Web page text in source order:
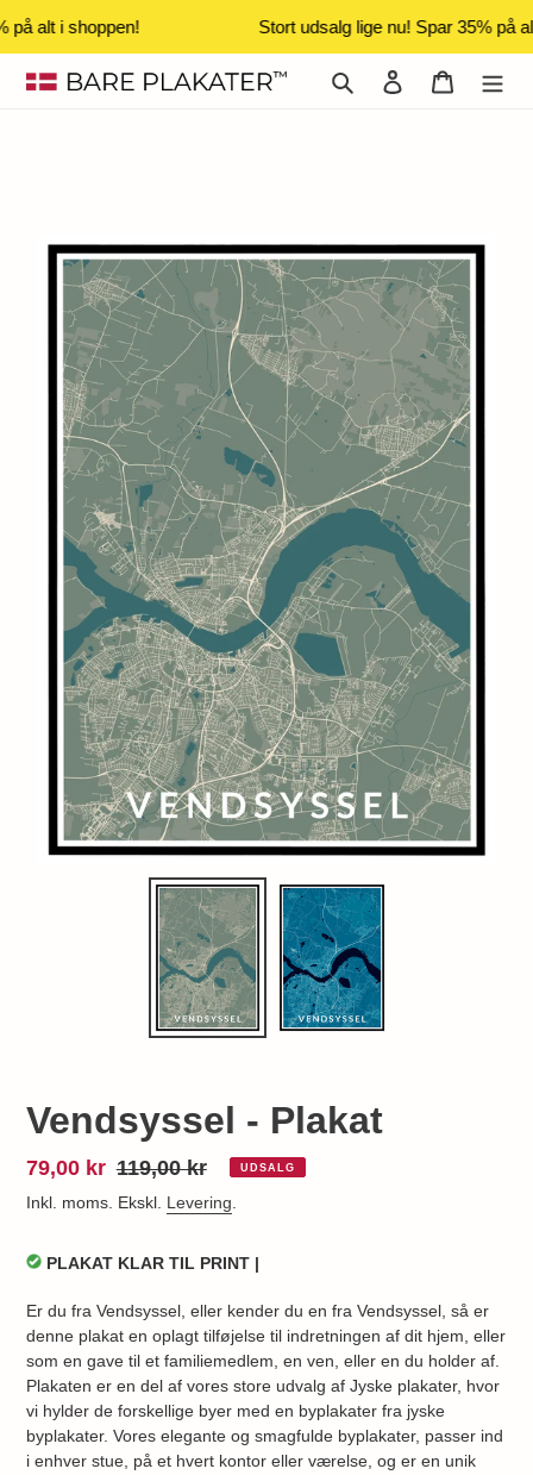
på alt i shoppen!
Stort udsalg lige nu! Spar 35% på
Log ind
Vendsyssel - Plakat
Udsalgspris
79,00 kr Normalpris
119,00 kr UDSALG
Inkl. moms. Ekskl. Levering
PLAKAT KLAR TIL PRINT |
Er du fra Vendsyssel, eller kender du en fra Vendsyssel, så er
denne plakat en oplagt tilføjelse til indretningen af dit hjem, eller
som en gave til et familiemedlem, en ven, eller en du holder af.
Plakaten er en del af vores store udvalg af Jyske plakater, hvor
vi hylder de forskellige byer med en byplakater fra jyske
byplakater. Vores elegante og smagfulde byplakater, passer ind
i enhver stue, på et hvert kontor eller værelse, og er en unik